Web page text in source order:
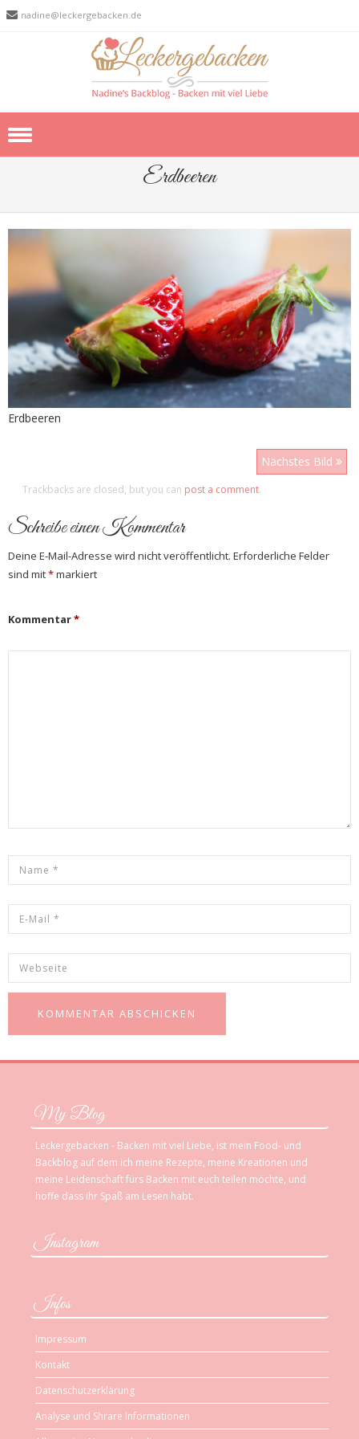
nadine@leckergebacken.de
Erdbeeren
Erdbeeren
Nächstes Bild
Trackbacks are closed, but you can post a comment.
Schreibe einen Kommentar
Deine E-Mail-Adresse wird nicht veröffentlicht. Erforderliche Felder
sind mit*markiert
Kommentar*
My Blog
Leckergebacken - Backen mit viel Liebe, ist mein Food- und
Backblog auf dem ich meine Rezepte, meine Kreationen und
meine Leidenschaft fürs Backen mit euch teilen möchte, und
hoffe dass ihr Spaß am Lesen habt.
Instagram
Infos
Impressum
Kontakt
Datenschutzerklärung
Analyse und Shrare Informationen